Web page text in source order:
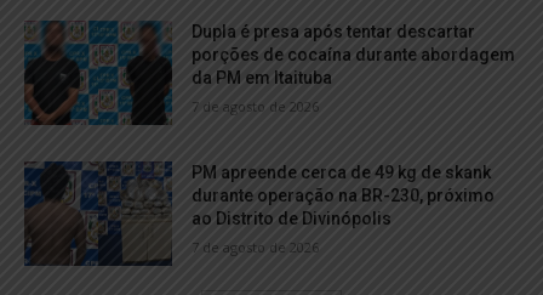
Dupla é presa após tentar descartar
porções de cocaína durante abordagem
da PM em Itaituba
7 de agosto de 2026
PM apreende cerca de 49 kg de skank
durante operação na BR-230, próximo
ao Distrito de Divinópolis
7 de agosto de 2026